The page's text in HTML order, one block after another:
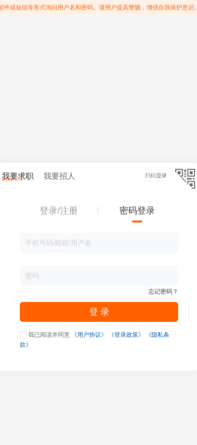
或短信等形式询问用户名和密码。请用户提高警惕，增强自我保护意识。
我要求职 我要招人
登录/注册 密码登录
忘记密码？
登 录
我已阅读并同意 《用户协议》 《登录政策》
《隐私条
款》